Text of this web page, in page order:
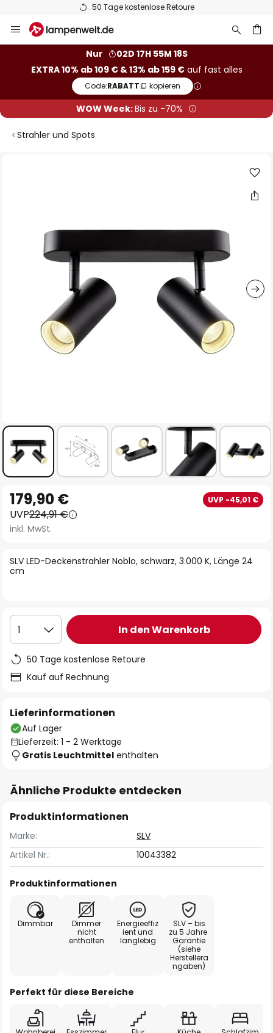
50 Tage kostenlose Retoure
Inhalt
Nur
02D 17H 55M 17S
EXTRA 10% ab 109 € & 13% ab 159 €auf fast alles
Code:RABATT kopieren
WOW Week:Bis zu -70%
Strahler und Spots
Anfang
der
Bildgalerie
SLV LED-Deckenstrahler Noblo, schwarz, 3.000 K, Länge 24
cm
179,90 € UVP -45,01 €
UVP224,91 €
inkl. MwSt.
1 In den Warenkorb
50 Tage kostenlose Retoure
Kauf auf Rechnung
Lieferinformationen
Auf Lager
Lieferzeit: 1 - 2 Werktage
Gratis Leuchtmittel enthalten
Ähnliche Produkte entdecken
Produktinformationen
Marke:
SLV
Artikel Nr.:
10043382
Produktinformationen
Dimmbar
Dimmer
nicht
enthalten
Energieeffiz
ient und
langlebig
SLV – bis
zu 5 Jahre
Garantie
(siehe
Herstellera
ngaben)
Perfekt für diese Bereiche